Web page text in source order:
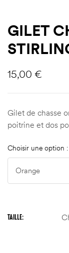
GILET
15,00 €
Gilet de chasse
poitrine et dos
Choisir une option :
TAILLE